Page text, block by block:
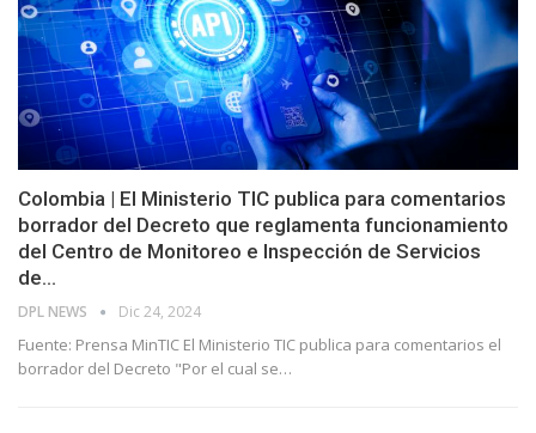
Colombia | El Ministerio TIC publica para comentarios
borrador del Decreto que reglamenta funcionamiento
del Centro de Monitoreo e Inspección de Servicios
de…
DPL NEWS Dic 24, 2024
Fuente: Prensa MinTIC El Ministerio TIC publica para comentarios el
borrador del Decreto "Por el cual se…